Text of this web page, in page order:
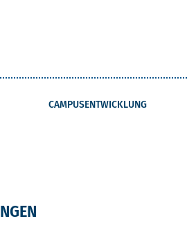
CAMPUSENTWICKLUNG